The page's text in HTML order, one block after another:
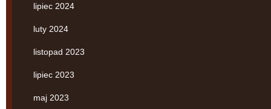
lipiec 2024
luty 2024
listopad 2023
lipiec 2023
maj 2023